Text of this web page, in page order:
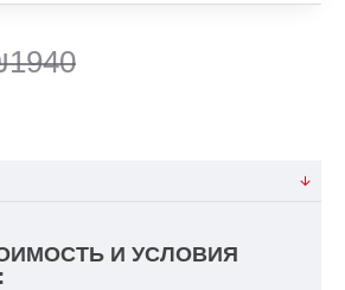
И УСЛОВИЯ